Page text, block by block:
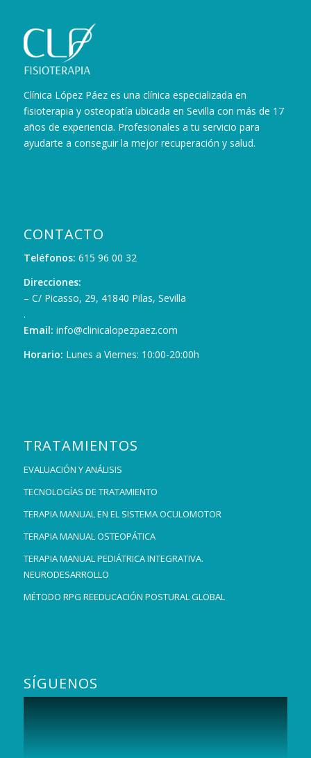
Clínica López Páez es una clínica especializada en
fisioterapia y osteopatía ubicada en Sevilla con más de 17
años de experiencia. Profesionales a tu servicio para
ayudarte a conseguir la mejor recuperación y salud.
CONTACTO
Teléfonos: 615 96 00 32
Direcciones:
– C/ Picasso, 29, 41840 Pilas, Sevilla
.
Email: info@clinicalopezpaez.com
Horario: Lunes a Viernes: 10:00-20:00h
TRATAMIENTOS
EVALUACIÓN Y ANÁLISIS
TECNOLOGÍAS DE TRATAMIENTO
TERAPIA MANUAL EN EL SISTEMA OCULOMOTOR
TERAPIA MANUAL OSTEOPÁTICA
TERAPIA MANUAL PEDIÁTRICA INTEGRATIVA.
NEURODESARROLLO
MÉTODO RPG REEDUCACIÓN POSTURAL GLOBAL
SÍGUENOS